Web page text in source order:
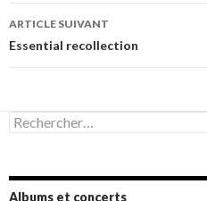
articles
ARTICLE SUIVANT
Essential recollection
Rechercher :
Albums et concerts